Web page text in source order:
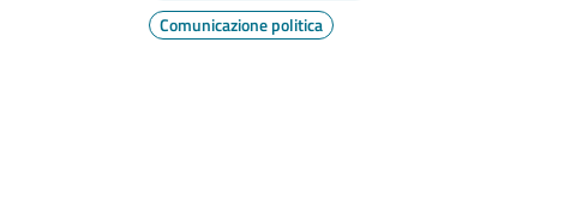
Comunicazione politica